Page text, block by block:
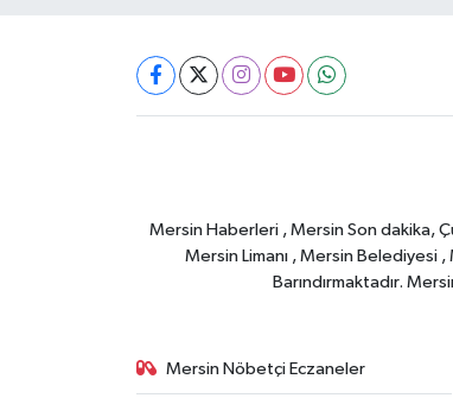
Mersin Haberleri , Mersin Son dakika,
Mersin Limanı , Mersin Belediyesi
Barındırmaktadır.
Mersin Nöbetçi Eczaneler